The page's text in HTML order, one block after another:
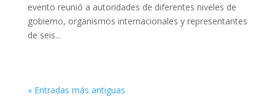
evento reunió a autoridades de diferentes niveles de
gobierno, organismos internacionales y representantes
de seis...
« Entradas más antiguas